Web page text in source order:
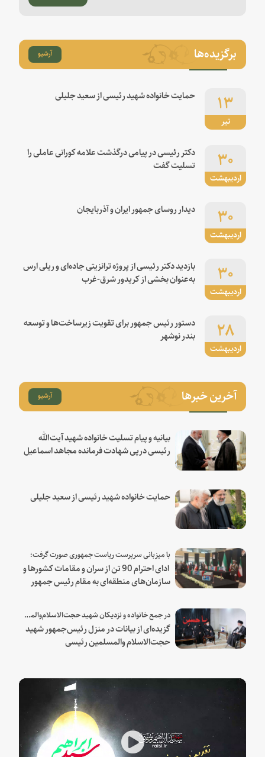
برگزیده‌ها آرشیو
تیر
۱۳ حمایت خانواده شهید رئیسی از سعید جلیلی
اردیبهشت
۳۰
دکتر رئیسی در پیامی درگذشت علامه کورانی عاملی را
تسلیت گفت
اردیبهشت
۳۰ دیدار روسای جمهور ایران و آذربایجان
اردیبهشت
۳۰
بازدید دکتر رئیسی از پروژه ترانزیتی جاده‌ای و ریلی ارس
به‌عنوان بخشی از کریدور شرق-غرب
اردیبهشت
۲۸
دستور رئیس جمهور برای تقویت زیرساخت‌ها و توسعه
بندر نوشهر
آخرین خبرها آرشیو
بیانیه و پیام تسلیت خانواده شهید آیت‌الله
رئیسی درپی شهادت فرمانده مجاهد اسماعیل
حمایت خانواده شهید رئیسی از سعید جلیلی
با میزبانی سرپرست ریاست جمهوری صورت گرفت؛
ادای احترام 90 تن از سران و مقامات کشورها و
سازمان‌های منطقه‌ای به مقام رئیس جمهور
در جمع خانواده و نزدیکان شهید حجت‌الاسلام‌والمسلمین رئیسی:
گزیده‌ای از بیانات در منزل رئیس‌جمهور شهید
حجت‌الاسلام والمسلمین رئیسی